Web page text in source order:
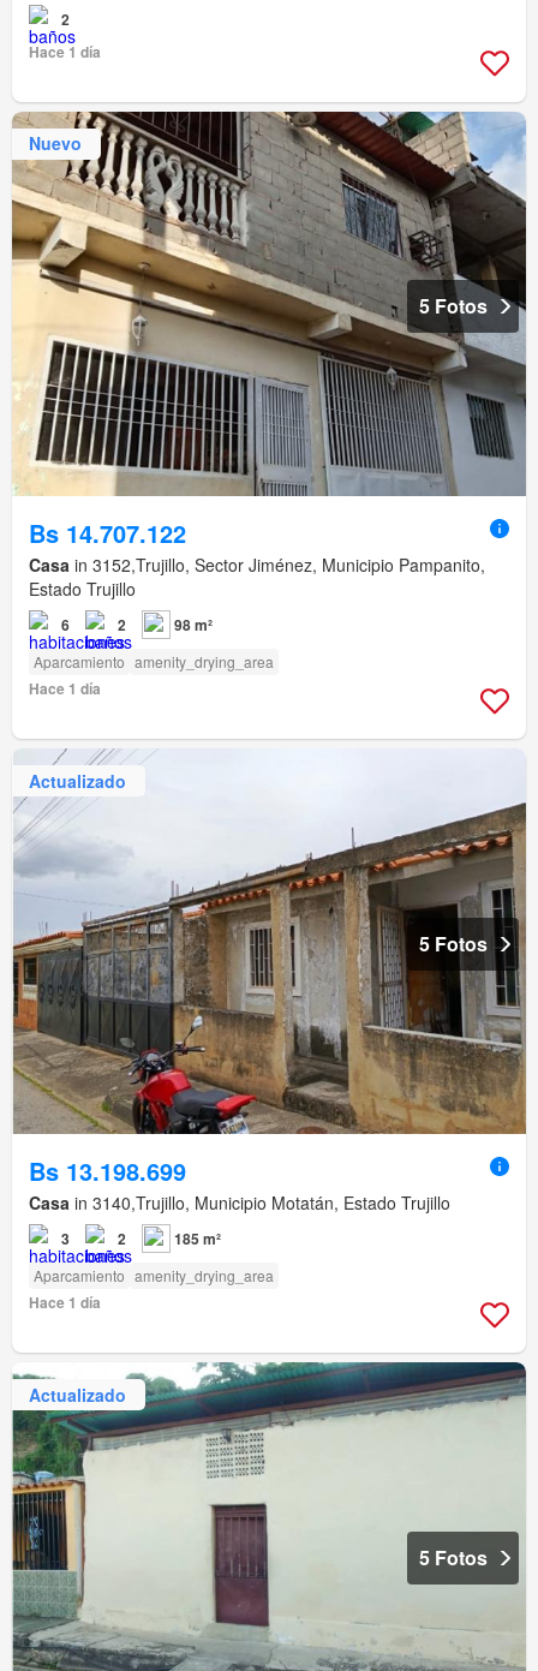
2
Hace 1 día
Nuevo
5 Fotos
Bs 14.707.122
Casa in 3152,Trujillo, Sector Jiménez, Municipio Pampanito,
Estado Trujillo
6 2 98 m²
Aparcamiento amenity_drying_area
Hace 1 día
Actualizado
5 Fotos
Bs 13.198.699
Casa in 3140,Trujillo, Municipio Motatán, Estado Trujillo
3 2 185 m²
Aparcamiento amenity_drying_area
Hace 1 día
Actualizado
5 Fotos